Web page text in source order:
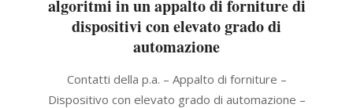
algoritmi in un appalto di forniture di
dispositivi con elevato grado di
automazione
Contatti della p.a. – Appalto di forniture –
Dispositivo con elevato grado di automazione –